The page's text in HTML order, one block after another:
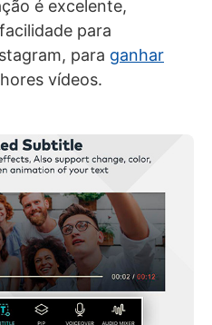
é excelente,
para
para ganhar
vídeos.